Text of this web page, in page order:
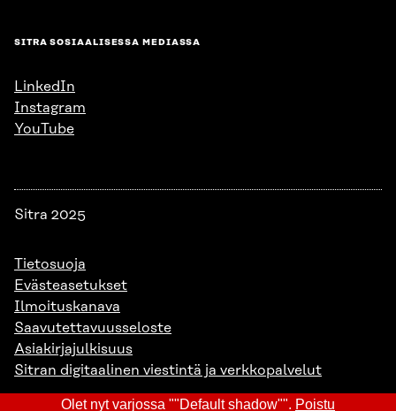
SITRA SOSIAALISESSA MEDIASSA
LinkedIn
Instagram
YouTube
Sitra 2025
Tietosuoja
Evästeasetukset
Ilmoituskanava
Saavutettavuusseloste
Asiakirjajulkisuus
Sitran digitaalinen viestintä ja verkkopalvelut
Olet nyt varjossa ""Default shadow"". Poistu